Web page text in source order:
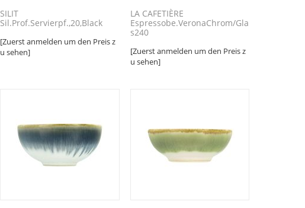
SILIT
Sil.Prof.Servierpf.,20,Black
[Zuerst anmelden um den Preis z
u sehen]
LA CAFETIÈRE
Espressobe.VeronaChrom/Gla
s240
[Zuerst anmelden um den Preis z
u sehen]